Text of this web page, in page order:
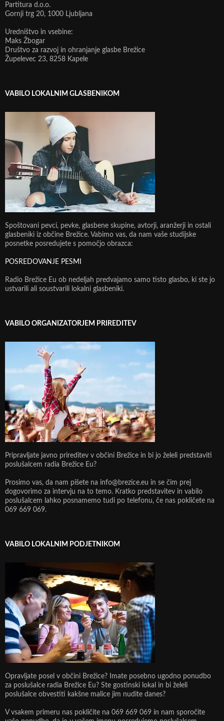
Partitura d.o.o.
Gornji trg 20, 1000 Ljubljana
Uredništvo in vsebine:
Maks Žbogar
Društvo za razvoj in ohranjanje glasbe Brežice
Župelevec 23, 8258 Kapele
VABILO LOKALNIM GLASBENIKOM
Spoštovani pevci, pevke, glasbene skupine, avtorji, aranžerji in ostali
glasbeniki iz občine Brežice. Vabimo vas, da nam vaše studijske
posnetke posredujete s pomočjo obrazca:
POSREDOVANJE PESMI
Radio Brežice Eu ob nedeljah predvajamo samo tisto glasbo, ki ste jo
ustvarili ali soustvarili lokalni glasbeniki.
VABILO ORGANIZATORJEM PRIREDITEV
Pripravljate javno prireditev v občini Brežice in bi jo želeli predstaviti
poslušalcem radia Brežice Eu?
Prosimo vas, da nam pišete na info@brezice.eu in se čim prej
dogovorimo za intervju na to temo. Kratko predstavitev in vabilo
poslušalcem lahko posnamemo tudi po telefonu, če nas pokličete na
069 669 069.
VABILO LOKALNIM PODJETNIKOM
Opravljate posel v občini Brežice? Imate posebno ugodno ponudbo
za poslušalce radia Brežice Eu? Ste gostinski lokal in bi želeli
poslušalce obvestiti kakšne malice jim nudite danes?
V vsakem primeru nas pokličite na 069 669 069 in nam sporočite